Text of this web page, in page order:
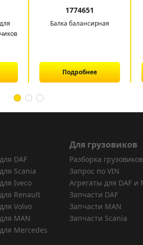
1774651
Балка балансирная
Подробнее
DAF
Scania
Iveco
Renault
Volvo
MAN
Mercedes
Для грузовиков
Разборка грузовиков
Запрос по VIN
Агрегаты для DAF и
Запчасти DAF
Запчасти MAN
Запчасти Scania